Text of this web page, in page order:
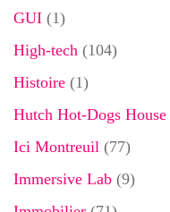
GUI (1)
High-tech (104)
Histoire (1)
Hutch Hot-Dogs House
Ici Montreuil (77)
Immersive Lab (9)